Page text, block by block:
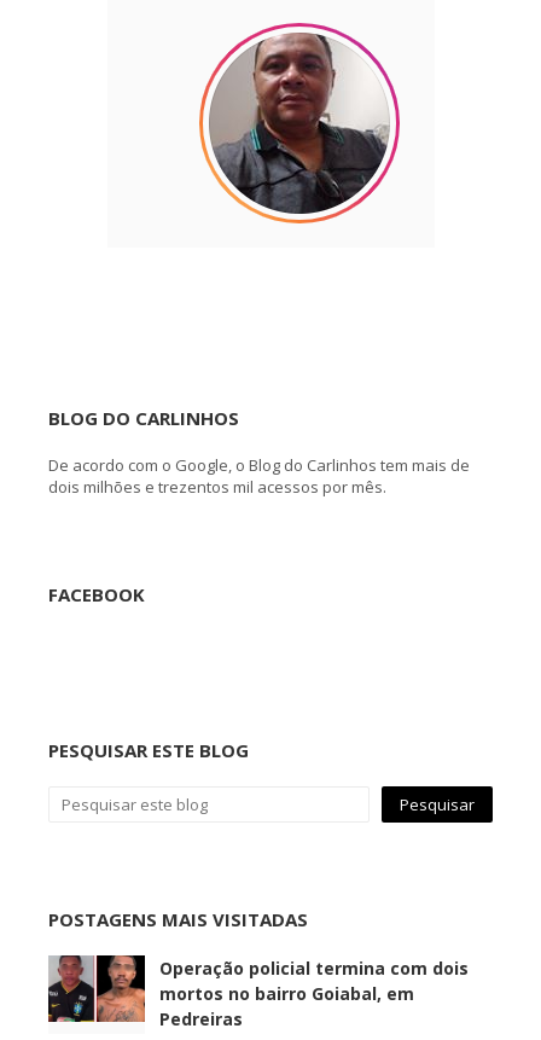
BLOG DO CARLINHOS
De acordo com o Google, o Blog do Carlinhos tem mais de
dois milhões e trezentos mil acessos por mês.
FACEBOOK
PESQUISAR ESTE BLOG
POSTAGENS MAIS VISITADAS
Operação policial termina com dois
mortos no bairro Goiabal, em
Pedreiras